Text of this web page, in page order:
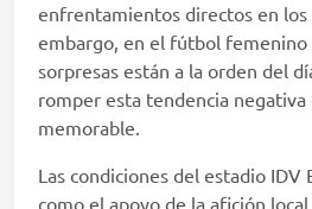
enfrentamientos directos en los
embargo, en el fútbol femenino
sorpresas están a la orden del
romper esta tendencia negativa
memorable.
Las condiciones del estadio IDV
como el apoyo de la afición